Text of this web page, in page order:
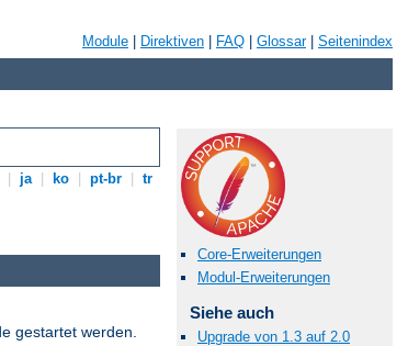
Module Direktiven FAQ Glossar| Seitenindex
ja ko pt-br tr
Core-Erweiterungen
Modul-Erweiterungen
Siehe auch
Upgrade von 1.3 auf 2.0
gestartet werden.